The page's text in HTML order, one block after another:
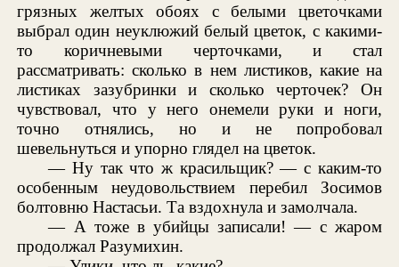
грязных желтых обоях с белыми цветочками
выбрал один неуклюжий белый цветок, с какими-
то коричневыми черточками, и стал
рассматривать: сколько в нем листиков, какие на
листиках зазубринки и сколько черточек? Он
чувствовал, что у него онемели руки и ноги,
точно отнялись, но и не попробовал
шевельнуться и упорно глядел на цветок.
— Ну так что ж красильщик? — с каким-то
особенным неудовольствием перебил Зосимов
болтовню Настасьи. Та вздохнула и замолчала.
— А тоже в убийцы записали! — с жаром
продолжал Разумихин.